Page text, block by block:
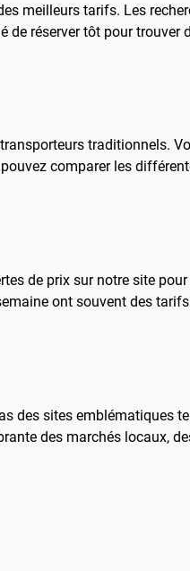
meilleurs tarifs. Les
de réserver tôt pour trouver
traditionnels.
comparer les
de prix sur notre site pour
ont souvent des
des sites emblématiques
des marchés locaux,